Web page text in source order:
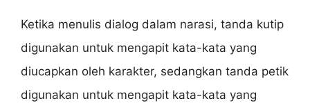
Ketika menulis dialog dalam narasi, tanda kutip
digunakan untuk mengapit kata-kata yang
diucapkan oleh karakter, sedangkan tanda petik
digunakan untuk mengapit kata-kata yang